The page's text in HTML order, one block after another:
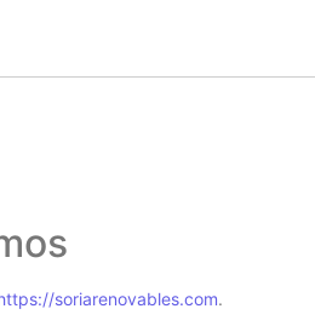
soriarenovables.com.